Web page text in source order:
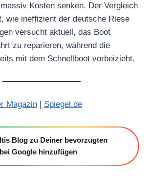
Kosten senken. Der Vergleich
wie ineffizient der deutsche Riese
versucht aktuell, das Boot
zu reparieren, während die
mit dem Schnellboot vorbeizieht.
Magazin | Spiegel.de
Blog zu Deiner bevorzugten
Google hinzufügen